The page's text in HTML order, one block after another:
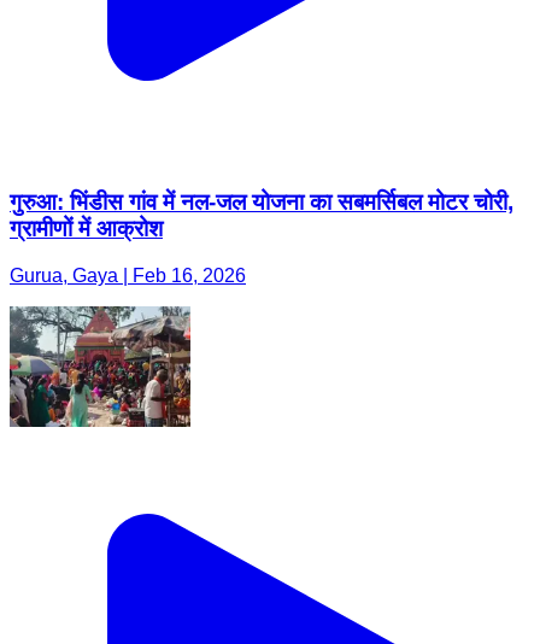
गुरुआ: भिंडीस गांव में नल-जल योजना का सबमर्सिबल मोटर चोरी,
ग्रामीणों में आक्रोश
Gurua, Gaya | Feb 16, 2026